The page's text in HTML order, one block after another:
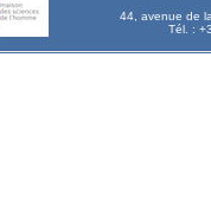
44, avenue de
Tél. :